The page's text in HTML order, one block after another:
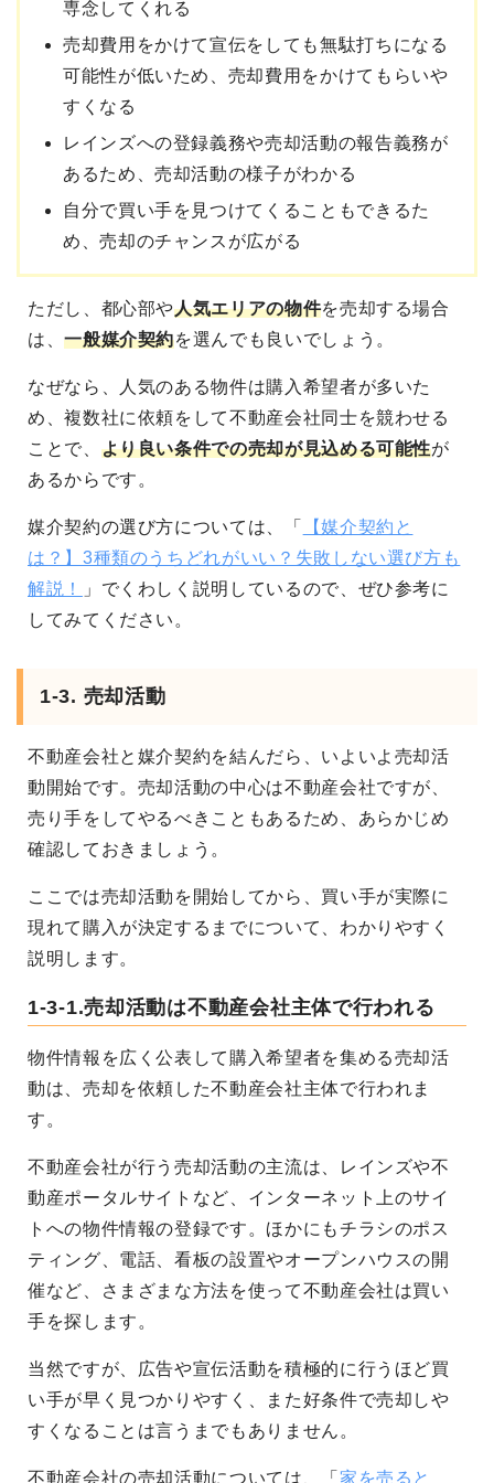
専念してくれる
売却費用をかけて宣伝をしても無駄打ちになる
可能性が低いため、売却費用をかけてもらいや
すくなる
レインズへの登録義務や売却活動の報告義務が
あるため、売却活動の様子がわかる
自分で買い手を見つけてくることもできるた
め、売却のチャンスが広がる
ただし、 都心部や人気エリアの物件を売却する場合
は、一般媒介契約を選んでも良いでしょう。
なぜなら、
人気のある物件は購入希望者が多いた
め、複数社に依頼をして不動産会社同士を競わせる
ことで、 より良い条件での売却が見込める可能性が
あるからです。
媒介契約の選び方については、「
【媒介契約と
は？】3種類のうちどれがいい？失敗しない選び方も
解説！
」でくわしく説明しているので、ぜひ参考に
してみてください。
1-3. 売却活動
不動産会社と媒介契約を結んだら、いよいよ売却活
動開始です。売却活動の中心は不動産会社ですが、
売り手をしてやるべきこともあるため、あらかじめ
確認しておきましょう。
ここでは売却活動を開始してから、買い手が実際に
現れて購入が決定するまでについて、わかりやすく
説明します。
1-3-1.売却活動は不動産会社主体で行われる
物件情報を広く公表して購入希望者を集める売却活
動は、売却を依頼した不動産会社主体で行われま
す。
不動産会社が行う売却活動の主流は、レインズや不
動産ポータルサイトなど、インターネット上のサイ
トへの物件情報の登録です。ほかにもチラシのポス
ティング、電話、看板の設置やオープンハウスの開
催など、さまざまな方法を使って不動産会社は買い
手を探します。
当然ですが、広告や宣伝活動を積極的に行うほど買
い手が早く見つかりやすく、また好条件で売却しや
すくなることは言うまでもありません。
不動産会社の売却活動については、「 家を売ると